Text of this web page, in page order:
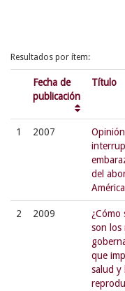
Resultados por ítem:
Fecha de
publicación
Título
1 2007
del
2 2009
¿Cómo
son los
que
salud y